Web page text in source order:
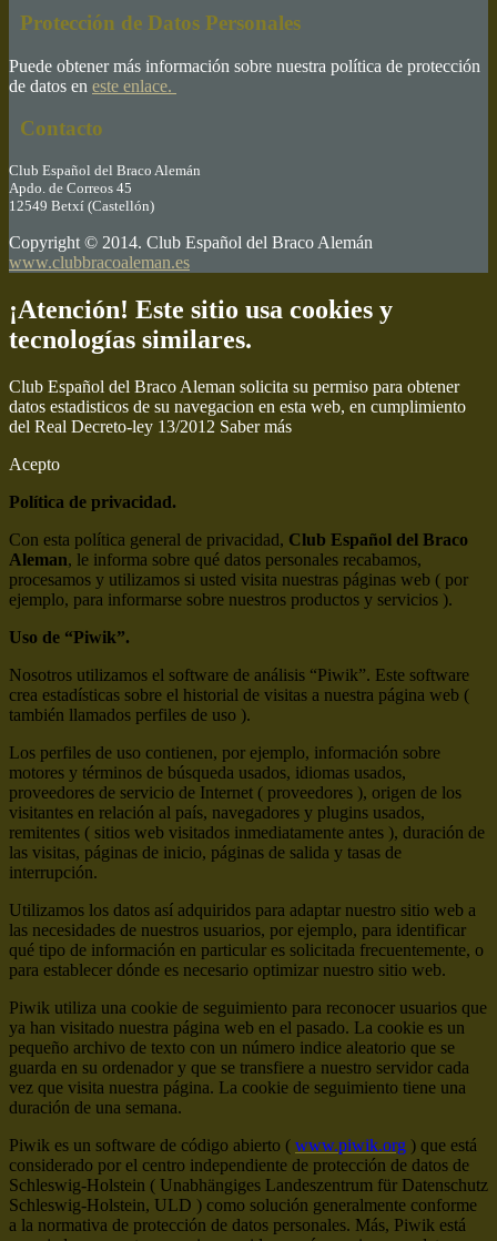
Protección de Datos Personales
Puede obtener más información sobre nuestra política de protección
de datos en este enlace.
Contacto
Club Español del Braco Alemán
Apdo. de Correos 45
12549 Betxí (Castellón)
Copyright © 2014. Club Español del Braco Alemán
www.clubbracoaleman.es
¡Atención! Este sitio usa cookies y
tecnologías similares.
Club Español del Braco Aleman solicita su permiso para obtener
datos estadisticos de su navegacion en esta web, en cumplimiento
del Real Decreto-ley 13/2012 Saber más
Acepto
Política de privacidad.
Con esta política general de privacidad, Club Español del Braco
Aleman, le informa sobre qué datos personales recabamos,
procesamos y utilizamos si usted visita nuestras páginas web ( por
ejemplo, para informarse sobre nuestros productos y servicios ).
Uso de “Piwik”.
Nosotros utilizamos el software de análisis “Piwik”. Este software
crea estadísticas sobre el historial de visitas a nuestra página web (
también llamados perfiles de uso ).
Los perfiles de uso contienen, por ejemplo, información sobre
motores y términos de búsqueda usados, idiomas usados,
proveedores de servicio de Internet ( proveedores ), origen de los
visitantes en relación al país, navegadores y plugins usados,
remitentes ( sitios web visitados inmediatamente antes ), duración de
las visitas, páginas de inicio, páginas de salida y tasas de
interrupción.
Utilizamos los datos así adquiridos para adaptar nuestro sitio web a
las necesidades de nuestros usuarios, por ejemplo, para identificar
qué tipo de información en particular es solicitada frecuentemente, o
para establecer dónde es necesario optimizar nuestro sitio web.
Piwik utiliza una cookie de seguimiento para reconocer usuarios que
ya han visitado nuestra página web en el pasado. La cookie es un
pequeño archivo de texto con un número indice aleatorio que se
guarda en su ordenador y que se transfiere a nuestro servidor cada
vez que visita nuestra página. La cookie de seguimiento tiene una
duración de una semana.
Piwik es un software de código abierto ( www.piwik.org ) que está
considerado por el centro independiente de protección de datos de
Schleswig-Holstein ( Unabhängiges Landeszentrum für Datenschutz
Schleswig-Holstein, ULD ) como solución generalmente conforme
a la normativa de protección de datos personales. Más, Piwik está